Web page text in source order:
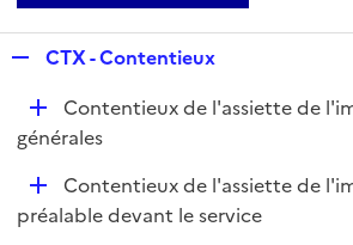
p
l
i
e
r
CTX - Contentieux
D
é
i
Contentieux de l'assiette de
générales
D
é
Contentieux de l'assiette de
préalable devant le service